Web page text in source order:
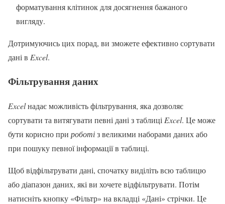
форматування клітинок для досягнення бажаного
вигляду.
Дотримуючись цих порад, ви зможете ефективно сортувати
дані в Excel.
Фільтрування даних
Excelнадає можливість фільтрування, яка дозволяє
сортувати та витягувати певні дані з таблиці Excel. Це може
бути корисно при роботіз великими наборами даних або
при пошуку певної інформації в таблиці.
Щоб відфільтрувати дані, спочатку виділіть всю таблицю
або діапазон даних, які ви хочете відфільтрувати. Потім
натисніть кнопку «Фільтр» на вкладці «Дані» стрічки. Це